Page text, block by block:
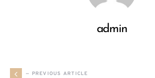
admin
— PREVIOUS ARTICLE